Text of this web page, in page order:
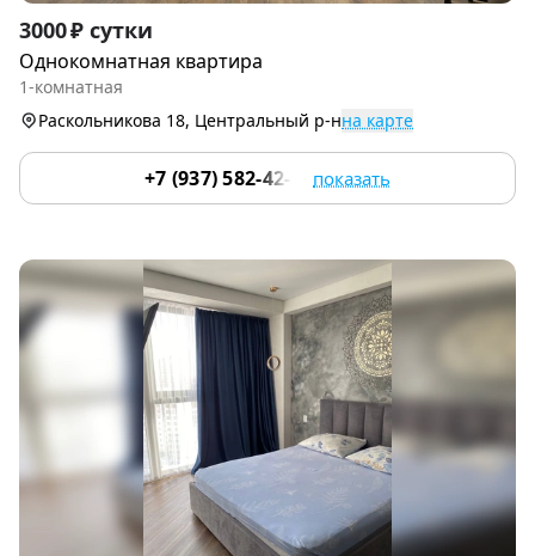
Item
1
of
3000 ₽ сутки
Однокомнатная квартира
1-комнатная
Раскольникова 18, Центральный р-нна карте
+7 (937) 582-42-22 показать